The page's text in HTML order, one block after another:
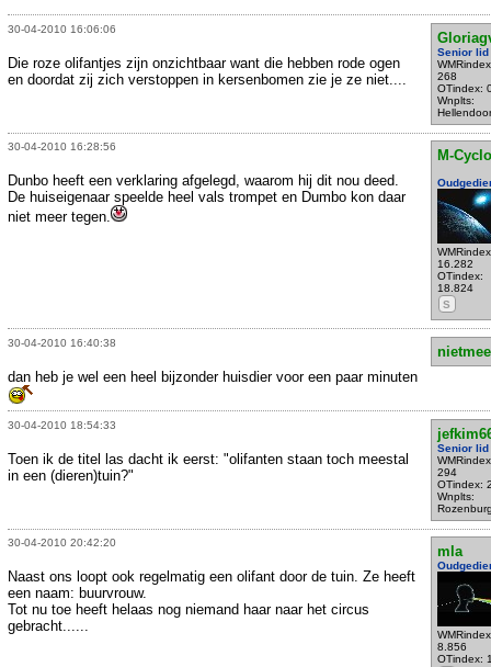
30-04-2010 16:06:06
Senior lid
268
OTindex:
Wnplts:
Hellendoor
Die roze olifantjes zijn onzichtbaar want die hebben rode ogen
en doordat zij zich verstoppen in kersenbomen zie je ze niet....
30-04-2010 16:28:56
M-
16.282
OTindex:
18.824
S
Dunbo heeft een verklaring afgelegd, waarom hij dit nou deed.
De huiseigenaar speelde heel vals trompet en Dumbo kon daar
niet meer tegen.
30-04-2010 16:40:38
dan heb je wel een heel bijzonder huisdier voor een paar minuten
30-04-2010 18:54:33
Senior lid
294
OTindex:
Wnplts:
Toen ik de titel las dacht ik eerst: "olifanten staan toch meestal
in een (dieren)tuin?"
30-04-2010 20:42:20
mla
8.856
OTindex:
Naast ons loopt ook regelmatig een olifant door de tuin. Ze heeft
een naam: buurvrouw.
Tot nu toe heeft helaas nog niemand haar naar het circus
gebracht......